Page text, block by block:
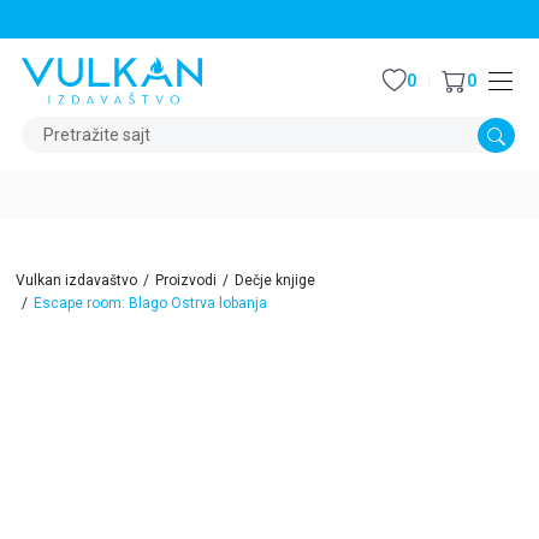
Pretražite sajt
0 0
Vulkan izdavaštvo Proizvodi
Dečje knjige
Escape room: Blago Ostrva lobanja